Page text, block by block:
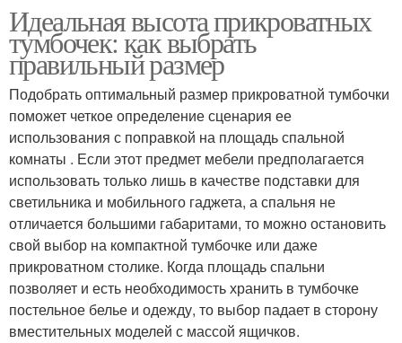
Идеальная высота прикроватных
тумбочек: как выбрать
правильный размер
Подобрать оптимальный размер прикроватной тумбочки
поможет четкое определение сценария ее
использования с поправкой на площадь спальной
комнаты . Если этот предмет мебели предполагается
использовать только лишь в качестве подставки для
светильника и мобильного гаджета, а спальня не
отличается большими габаритами, то можно остановить
свой выбор на компактной тумбочке или даже
прикроватном столике. Когда площадь спальни
позволяет и есть необходимость хранить в тумбочке
постельное белье и одежду, то выбор падает в сторону
вместительных моделей с массой ящичков.